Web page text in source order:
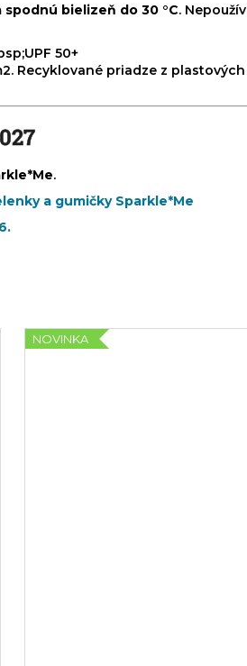
bielizeň do 30 °C.
50+
Recyklované priadze z
.
a gumičky Sparkle*Me
NOVINKA